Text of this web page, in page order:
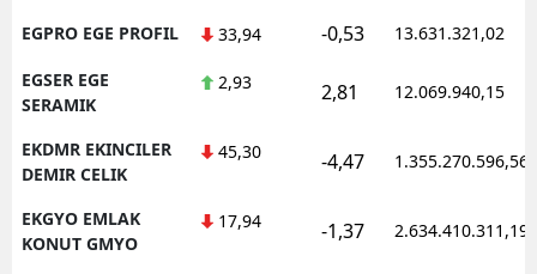
EGPRO EGE PROFIL 33,94 -0,53 13.631.321,02
EGSER EGE
SERAMIK
2,93 2,81 12.069.940,15
EKDMR EKINCILER
DEMIR CELIK
45,30 -4,47 1.355.270.596,56
EKGYO EMLAK
KONUT GMYO
17,94 -1,37 2.634.410.311,19